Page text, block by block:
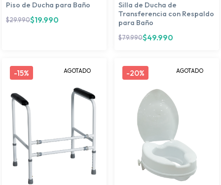
Piso de Ducha para Baño
$29.990$19.990
Silla de Ducha de
Transferencia con Respaldo
para Baño
$79.990$49.990
-15% AGOTADO -20% AGOTADO